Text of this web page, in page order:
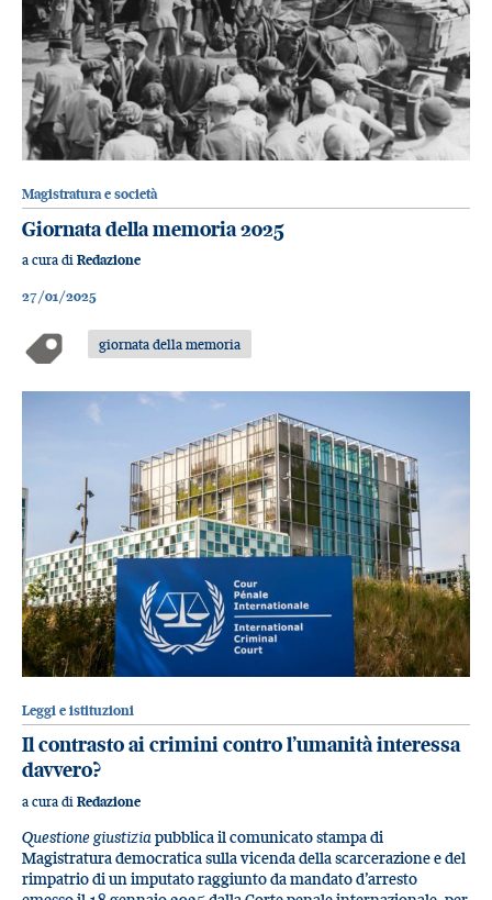
Magistratura e società
Giornata della memoria 2025
a cura di Redazione
27/01/2025
giornata della memoria
Leggi e istituzioni
Il contrasto ai crimini contro l’umanità interessa
davvero?
a cura di Redazione
Questione giustiziapubblica il comunicato stampa di
Magistratura democratica sulla vicenda della scarcerazione e del
rimpatrio di un imputato raggiunto da mandato d’arresto